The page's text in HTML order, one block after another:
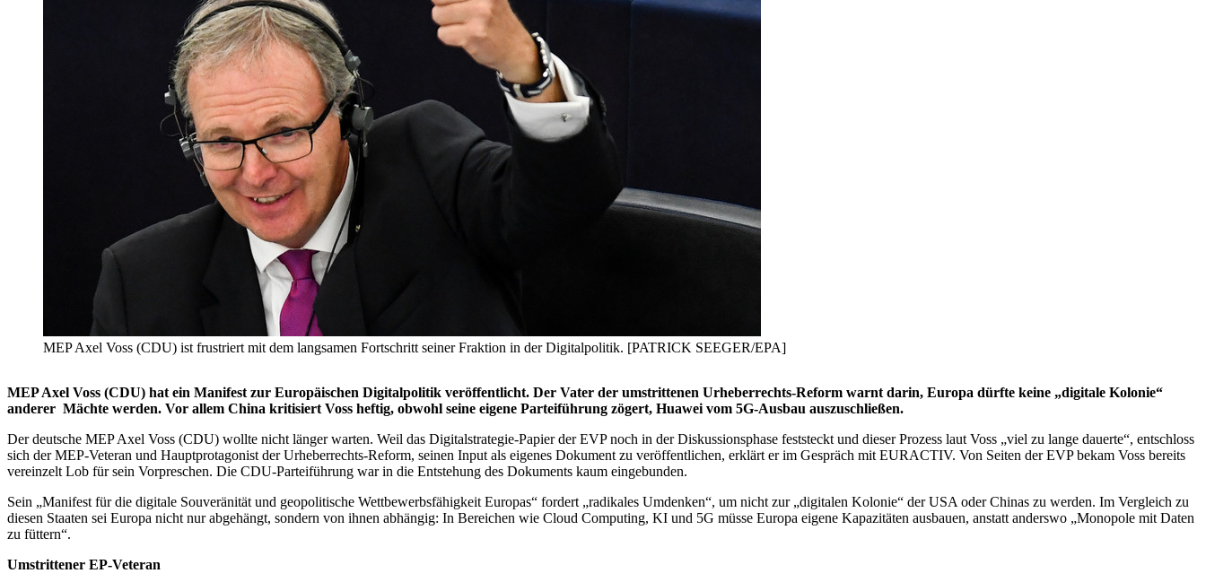
MEP Axel Voss (CDU) ist frustriert mit dem langsamen Fortschritt seiner Fraktion in der Digitalpolitik. [PATRICK SEEGER/EPA]
MEP Axel Voss (CDU) hat ein Manifest zur Europäischen Digitalpolitik veröffentlicht. Der Vater der umstrittenen Urheberrechts-Reform warnt darin, Europa dürfte keine „digitale Kolonie“
anderer Mächte werden. Vor allem China kritisiert Voss heftig, obwohl seine eigene Parteiführung zögert, Huawei vom 5G-Ausbau auszuschließen.
Der deutsche MEP Axel Voss (CDU) wollte nicht länger warten. Weil das Digitalstrategie-Papier der EVP noch in der Diskussionsphase feststeckt und dieser Prozess laut Voss „viel zu lange dauerte“, entschloss
sich der MEP-Veteran und Hauptprotagonist der Urheberrechts-Reform, seinen Input als eigenes Dokument zu veröffentlichen, erklärt er im Gespräch mit EURACTIV. Von Seiten der EVP bekam Voss bereits
vereinzelt Lob für sein Vorpreschen. Die CDU-Parteiführung war in die Entstehung des Dokuments kaum eingebunden.
Sein „Manifest für die digitale Souveränität und geopolitische Wettbewerbsfähigkeit Europas“ fordert „radikales Umdenken“, um nicht zur „digitalen Kolonie“ der USA oder Chinas zu werden. Im Vergleich zu
diesen Staaten sei Europa nicht nur abgehängt, sondern von ihnen abhängig: In Bereichen wie Cloud Computing, KI und 5G müsse Europa eigene Kapazitäten ausbauen, anstatt anderswo „Monopole mit Daten
zu füttern“.
Umstrittener EP-Veteran